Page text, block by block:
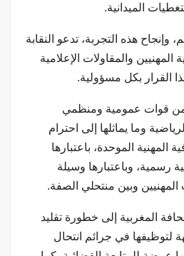
الميدانية.
وإنجاح هذه التجربة، تدعو النقابة
المهنيين والمقاولات الإعلامية
القرار بكل مسؤولية.
من قوات عمومية ومنظمي
وما يماثلها إلى احترام
المهنية الموحدة، باعتبارها
وباعتبارها وسيلة
المهنيين وبين منتحلي الصفة.
المغربية إلى خطورة تقليد
في جرائم انتحال